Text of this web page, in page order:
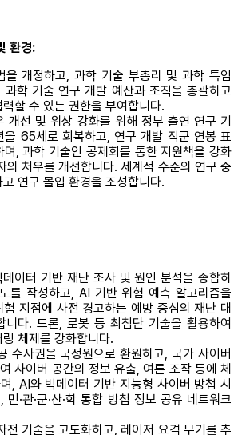
환경:
을 개정하고, 과학 기술 부총리 및 과학 특임
과학 기술 연구 개발 예산과 조직을 총괄하고
할 수 있는 권한을 부여합니다.
개선 및 위상 강화를 위해 정부 출연 연구 기
을 65세로 회복하고, 연구 개발 직군 연봉 표
며, 과학 기술인 공제회를 통한 지원책을 강화
의 처우를 개선합니다. 세계적 수준의 연구 중
연구 몰입 환경을 조성합니다.
이터 기반 재난 조사 및 원인 분석을 종합하
를 작성하고, AI 기반 위험 예측 알고리즘을
지점에 사전 경고하는 예방 중심의 재난 대
니다. 드론, 로봇 등 최첨단 기술을 활용하여
링 체제를 강화합니다.
수사권을 국정원으로 환원하고, 국가 사이버
사이버 공간의 정보 유출, 여론 조작 등에 체
, AI와 빅데이터 기반 지능형 사이버 방첩 시
민·관·군·산·학 통합 방첩 정보 공유 네트워크
전 기술을 고도화하고, 레이저 요격 무기를 추